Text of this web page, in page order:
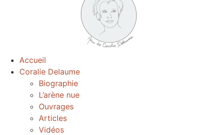
Accueil
Coralie Delaume
Biographie
L’arène nue
Ouvrages
Articles
Vidéos